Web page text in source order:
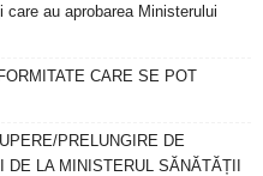
au aprobarea Ministerului
CARE SE POT
PRELUNGIRE DE
DE LA MINISTERUL SĂNĂTĂȚII